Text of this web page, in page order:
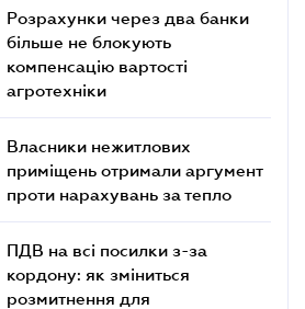
Розрахунки через два банки
більше не блокують
компенсацію вартості
агротехніки
Власники нежитлових
приміщень отримали аргумент
проти нарахувань за тепло
ПДВ на всі посилки з-за
кордону: як зміниться
розмитнення для